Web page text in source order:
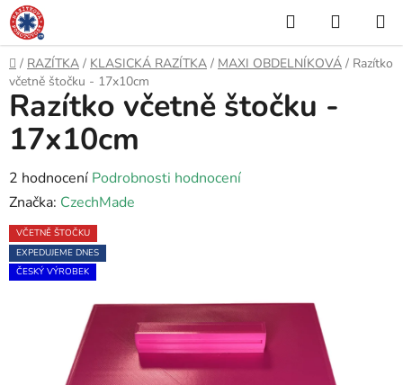
Přejít
na
obsah
Hledat
KOŠÍK
Domů
/ RAZÍTKA / KLASICKÁ RAZÍTKA / MAXI OBDELNÍKOVÁ / Razítko
včetně štočku - 17x10cm
Razítko včetně štočku -
17x10cm
Průměrné
hodnocení
produktu
je
5,0
2 hodnocení Podrobnosti hodnocení
Značka: CzechMade
VČETNĚ ŠTOČKU
EXPEDUJEME DNES
ČESKÝ VÝROBEK